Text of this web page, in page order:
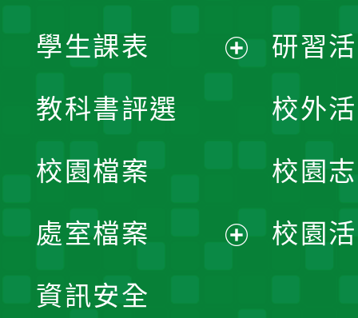
學生課表
單
教科書評選
校園檔案
處室檔案
資訊安全
研習
校外
校園
校園